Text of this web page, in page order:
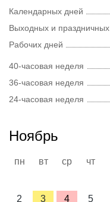
Календарных дней
Выходных и праздничных
Рабочих дней
40-часовая неделя
36-часовая неделя
24-часовая неделя
Ноябрь
пн вт ср чт
2
3 4 5